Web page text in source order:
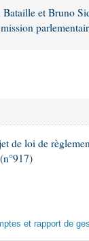
et Bruno
de loi de
et rapport de